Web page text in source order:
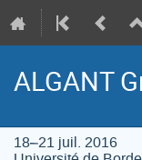
ALGANT
18–21 juil. 2016